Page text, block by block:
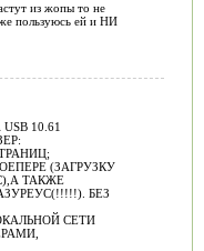
из жопы то не
пользуюсь ей и НИ
10.61
(ЗАГРУЗКУ
ТАКЖЕ
БЕЗ
СЕТИ